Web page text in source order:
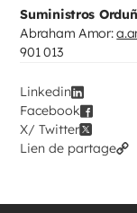
Suministros
Abraham Amor:
901 013
Linkedin
Facebook
X/ Twitter
Lien de partage